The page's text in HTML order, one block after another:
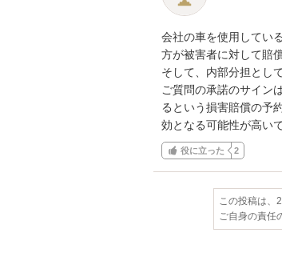
会社の車を使用してい
方が被害者に対して賠
そして、内部分担とし
ご質問の承諾のサイン
るという損害賠償の予
効となる可能性が高いで
役に立った 2
この投稿は、
ご自身の責任